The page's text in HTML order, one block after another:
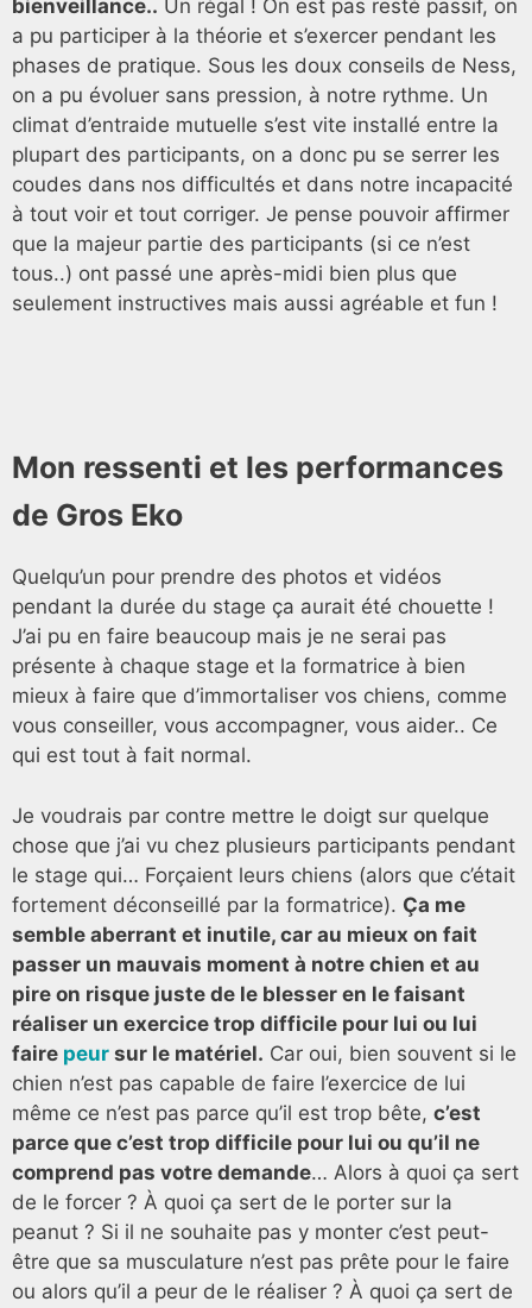
bienveillance.. Un régal ! On est pas resté passif, on
a pu participer à la théorie et s’exercer pendant les
phases de pratique. Sous les doux conseils de Ness,
on a pu évoluer sans pression, à notre rythme. Un
climat d’entraide mutuelle s’est vite installé entre la
plupart des participants, on a donc pu se serrer les
coudes dans nos difficultés et dans notre incapacité
à tout voir et tout corriger. Je pense pouvoir affirmer
que la majeur partie des participants (si ce n’est
tous..) ont passé une après-midi bien plus que
seulement instructives mais aussi agréable et fun !
Mon ressenti et les performances
de Gros Eko
Quelqu’un pour prendre des photos et vidéos
pendant la durée du stage ça aurait été chouette !
J’ai pu en faire beaucoup mais je ne serai pas
présente à chaque stage et la formatrice à bien
mieux à faire que d’immortaliser vos chiens, comme
vous conseiller, vous accompagner, vous aider.. Ce
qui est tout à fait normal.
Je voudrais par contre mettre le doigt sur quelque
chose que j’ai vu chez plusieurs participants pendant
le stage qui… Forçaient leurs chiens (alors que c’était
fortement déconseillé par la formatrice). Ça me
semble aberrant et inutile, car au mieux on fait
passer un mauvais moment à notre chien et au
pire on risque juste de le blesser en le faisant
réaliser un exercice trop difficile pour lui ou lui
faire peur sur le matériel. Car oui, bien souvent si le
chien n’est pas capable de faire l’exercice de lui
même ce n’est pas parce qu’il est trop bête, c’est
parce que c’est trop difficile pour lui ou qu’il ne
comprend pas votre demande… Alors à quoi ça sert
de le forcer ? À quoi ça sert de le porter sur la
peanut ? Si il ne souhaite pas y monter c’est peut-
être que sa musculature n’est pas prête pour le faire
ou alors qu’il a peur de le réaliser ? À quoi ça sert de